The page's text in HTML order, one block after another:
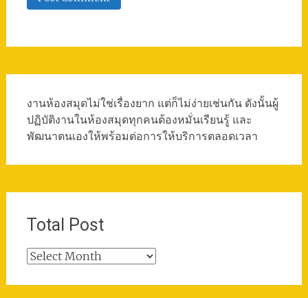
งานห้องสมุดไม่ใช่เรื่องยาก แต่ก็ไม่ง่ายเช่นกัน ดังนั้นผู้
ปฏิบัติงานในห้องสมุดทุกคนต้องหมั่นเรียนรู้ และ
พัฒนาตนเองให้พร้อมต่อการให้บริการตลอดเวลา
Total Post
Total